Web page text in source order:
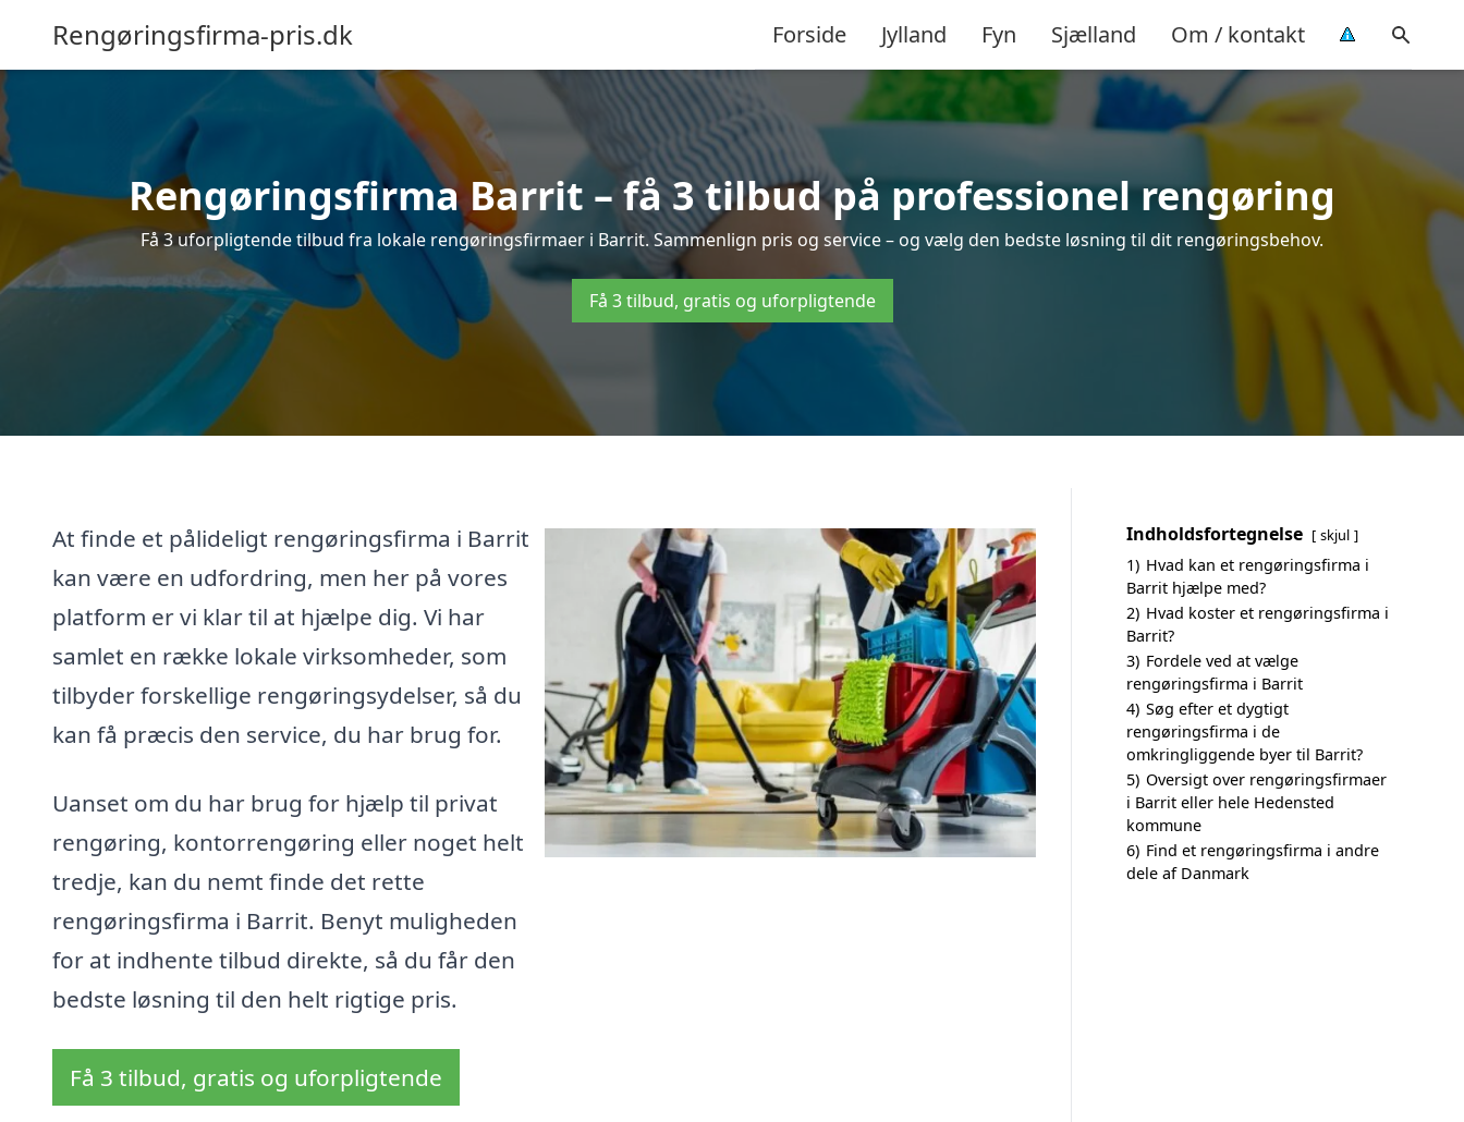
Rengøringsfirma-pris.dk Forside Jylland Fyn Sjælland Om / kontakt
Rengøringsfirma Barrit – få 3 tilbud på professionel rengøring
Få 3 uforpligtende tilbud fra lokale rengøringsfirmaer i Barrit. Sammenlign pris og service – og vælg den bedste løsning til dit rengøringsbehov.
Få 3 tilbud, gratis og uforpligtende
At finde et pålideligt rengøringsfirma i Barrit
kan være en udfordring, men her på vores
platform er vi klar til at hjælpe dig. Vi har
samlet en række lokale virksomheder, som
tilbyder forskellige rengøringsydelser, så du
kan få præcis den service, du har brug for.
Uanset om du har brug for hjælp til privat
rengøring, kontorrengøring eller noget helt
tredje, kan du nemt finde det rette
rengøringsfirma i Barrit. Benyt muligheden
for at indhente tilbud direkte, så du får den
bedste løsning til den helt rigtige pris.
Få 3 tilbud, gratis og uforpligtende
Indholdsfortegnelse skjul
1) Hvad kan et rengøringsfirma i
Barrit hjælpe med?
2) Hvad koster et rengøringsfirma i
Barrit?
3) Fordele ved at vælge
rengøringsfirma i Barrit
4) Søg efter et dygtigt
rengøringsfirma i de
omkringliggende byer til Barrit?
5) Oversigt over rengøringsfirmaer
i Barrit eller hele Hedensted
kommune
6) Find et rengøringsfirma i andre
dele af Danmark